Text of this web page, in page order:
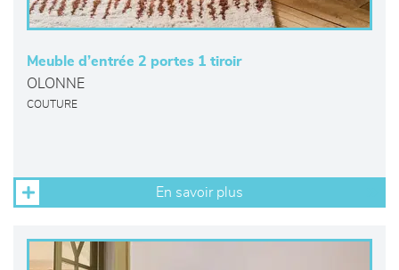
Meuble d’entrée 2 portes 1 tiroir
OLONNE
COUTURE
En savoir plus